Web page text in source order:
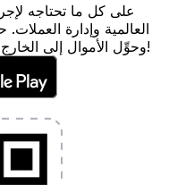
العالمية وإدارة
وحوِّل الأموال إلى الخارج بدون رسوم خفية. قم بالتحميل اليوم!